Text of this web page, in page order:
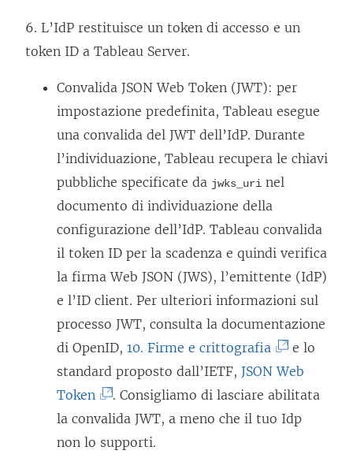
n
t
r
a
)
6. L’IdP restituisce un token di accesso e un
token ID a Tableau Server.
Convalida JSON Web Token (JWT): per
impostazione predefinita, Tableau esegue
una convalida del JWT dell’IdP. Durante
l’individuazione, Tableau recupera le chiavi
pubbliche specificate da jwks_uri nel
documento di individuazione della
configurazione dell’IdP. Tableau convalida
il token ID per la scadenza e quindi verifica
la firma Web JSON (JWS), l’emittente (IdP)
e l’ID client. Per ulteriori informazioni sul
processo JWT, consulta la documentazione
di OpenID, 10. Firme e crittografia
I
l
c
e lo
standard proposto dall’IETF, JSON Web
Token
I
l
. Consigliamo di lasciare abilitata
la convalida JWT, a meno che il tuo Idp
non lo supporti.